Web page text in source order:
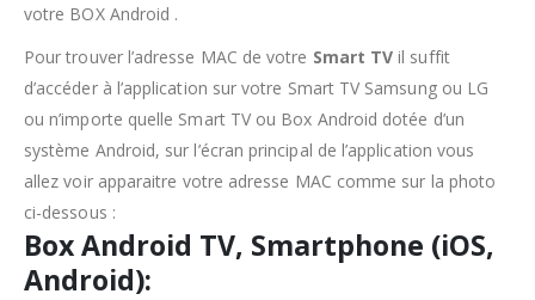
votre BOX Android .
Pour trouver l’adresse MAC de votre Smart TV il suffit
d’accéder à l’application sur votre Smart TV Samsung ou LG
ou n’importe quelle Smart TV ou Box Android dotée d’un
système Android, sur l’écran principal de l’application vous
allez voir apparaitre votre adresse MAC comme sur la photo
ci-dessous :
Box Android TV, Smartphone (iOS,
Android):